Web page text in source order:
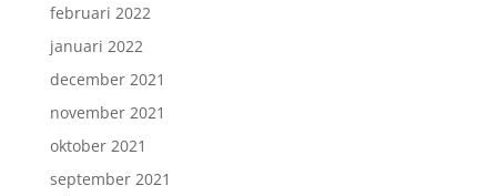
februari 2022
januari 2022
december 2021
november 2021
oktober 2021
september 2021